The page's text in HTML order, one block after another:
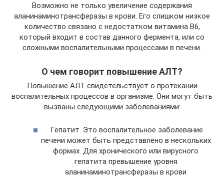
Возможно не только увеличение содержания
аланинаминотрансферазы в крови. Его слишком низкое
количество связано с недостатком витамина В6,
который входит в состав данного фермента, или со
сложными воспалительными процессами в печени.
О чем говорит повышение АЛТ?
Повышение АЛТ свидетельствует о протекании
воспалительных процессов в организме. Они могут быть
вызваны следующими заболеваниями:
Гепатит. Это воспалительное заболевание
печени может быть представлено в нескольких
формах. Для хронического или вирусного
гепатита превышение уровня
аланинаминотрансферазы в крови